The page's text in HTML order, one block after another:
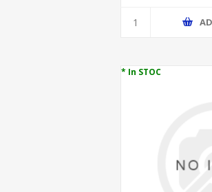
* In STOC